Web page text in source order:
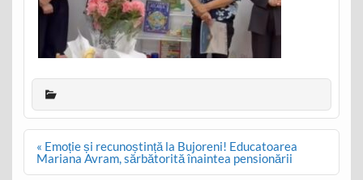
Post
navigation
« Emoție și recunoștință la Bujoreni! Educatoarea
Mariana Avram, sărbătorită înaintea pensionării